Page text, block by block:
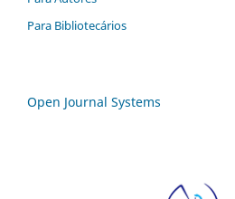
Para Bibliotecários
Open Journal Systems